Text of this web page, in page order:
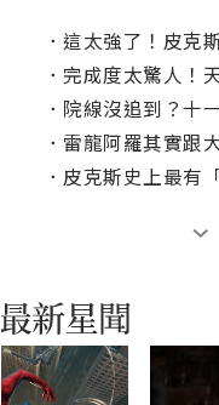
． 這太強了！皮克
． 完成度太驚人！
． 院線沒追到？十
． 雷龍阿羅其實跟大象...
． 皮克斯史上最有「份量」